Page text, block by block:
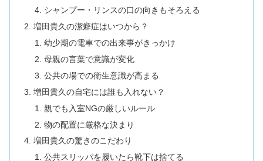
シャンプー・リンスの口の向きもそろえる
増田貴久の潔癖症はいつから？
幼少期の電車での出来事がきっかけ
母親の言葉で意識が変化
公共の場での衛生意識が高まる
増田貴久の自宅には誰も入れない？
親でも入室NGの厳しいルール
物の配置に厳格な決まり
増田貴久の驚きのこだわり
公共スリッパを履いたら靴下は捨てる